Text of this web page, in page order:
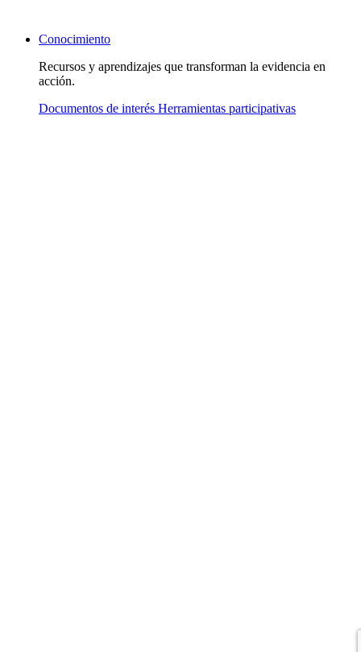
Conocimiento
Recursos y aprendizajes que transforman la evidencia en
acción.
Documentos de interés Herramientas participativas